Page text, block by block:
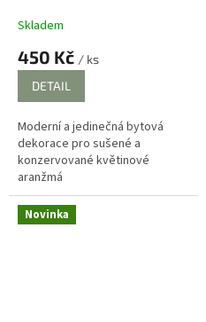
Průměrné
produktu
5
hvězdiček.
Skladem
450 Kč / ks
DETAIL
Moderní a jedinečná bytová
dekorace pro sušené a
konzervované květinové
aranžmá
Novinka